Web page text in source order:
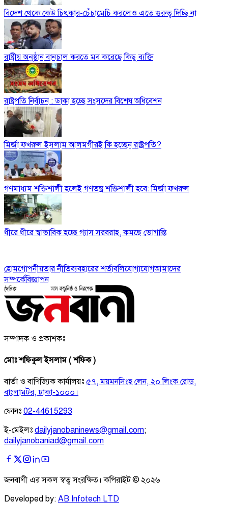
বিদেশ থেকে কেউ চিৎকার-চেঁচামেচি করলেও এতে গুরুত্ব দিচ্ছি না
রাষ্ট্রীয় অনুষ্ঠান বানচাল করতে মব করেছে কিছু ব্যক্তি
রাষ্ট্রপতি নির্বাচন : ডাকা হচ্ছে সংসদের বিশেষ অধিবেশন
মির্জা ফখরুল ইসলাম আলমগীরই কি হচ্ছেন রাষ্ট্রপতি?
গণমাধ্যম শক্তিশালী হলেই গণতন্ত্র শক্তিশালী হবে: মির্জা ফখরুল
ধীরে ধীরে স্বাভাবিক হচ্ছে গ্যাস সরবরাহ, কমছে ভোগান্তি
হোমগোপনীয়তার নীতিব্যবহারের শর্তাবলিযোগাযোগআমাদের
সম্পর্কেবিজ্ঞাপন
সম্পাদক ও প্রকাশকঃ
মোঃ শফিকুল ইসলাম ( শফিক )
বার্তা ও বাণিজ্যিক কার্যালয়ঃ ৫৭, ময়মনসিংহ লেন, ২০ লিংক রোড,
বাংলামটর, ঢাকা-১০০০।
ফোনঃ 02-44615293
ই-মেইলঃ dailyjanobaninews@gmail.com;
dailyjanobaniad@gmail.com
জনবাণী এর সকল স্বত্ব সংরক্ষিত। কপিরাইট © ২০২৬
Developed by: AB Infotech LTD